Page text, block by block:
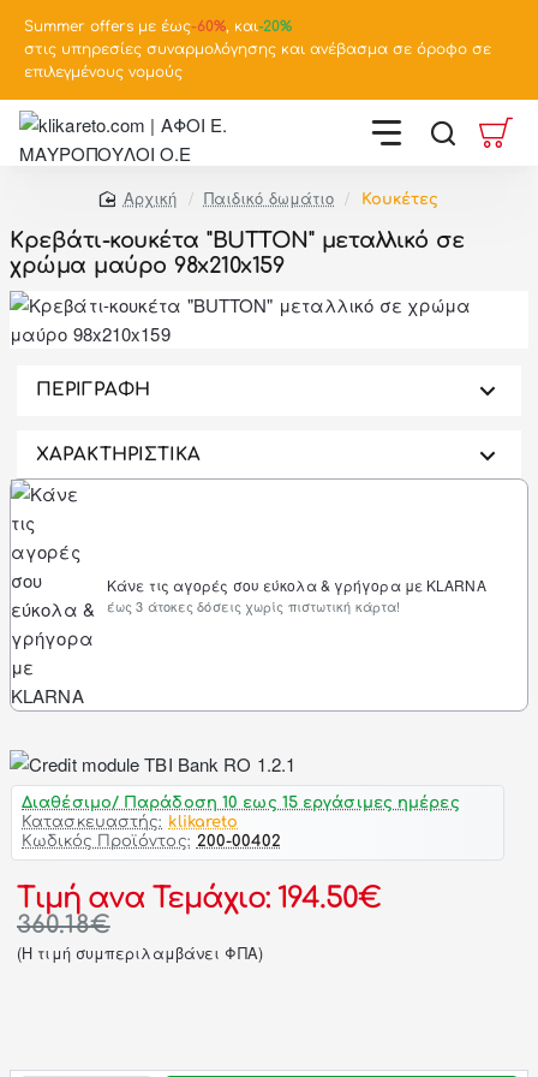
Summer offers με έως-60%, και-20%
στις υπηρεσίες συναρμολόγησης και ανέβασμα σε όροφο σε
επιλεγμένους νομούς
home
Παιδικό δωμάτιο Κουκέτες
Kρεβάτι-κουκέτα "BUTTON" μεταλλικό σε
χρώμα μαύρο 98x210x159
ΠΕΡΙΓΡΑΦΗ
ΧΑΡΑΚΤΗΡΙΣΤΙΚΑ
Κάνε τις αγορές σου εύκολα & γρήγορα με KLARNA
έως 3 άτοκες δόσεις χωρίς πιστωτική κάρτα!
Διαθέσιμο/ Παράδοση 10 εως 15 εργάσιμες ημέρες
Κατασκευαστής: klikareto
Κωδικός Προϊόντος: 200-00402
Τιμή ανα Τεμάχιο: 194.50€
360.18€
(H τιμή συμπεριλαμβάνει ΦΠΑ)